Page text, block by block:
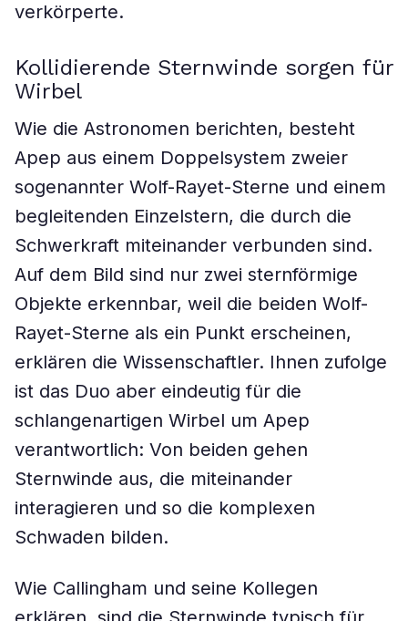
verkörperte.
Kollidierende Sternwinde sorgen für
Wirbel
Wie die Astronomen berichten, besteht
Apep aus einem Doppelsystem zweier
sogenannter Wolf-Rayet-Sterne und einem
begleitenden Einzelstern, die durch die
Schwerkraft miteinander verbunden sind.
Auf dem Bild sind nur zwei sternförmige
Objekte erkennbar, weil die beiden Wolf-
Rayet-Sterne als ein Punkt erscheinen,
erklären die Wissenschaftler. Ihnen zufolge
ist das Duo aber eindeutig für die
schlangenartigen Wirbel um Apep
verantwortlich: Von beiden gehen
Sternwinde aus, die miteinander
interagieren und so die komplexen
Schwaden bilden.
Wie Callingham und seine Kollegen